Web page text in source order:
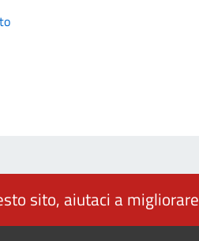
sito, aiutaci a migliorare